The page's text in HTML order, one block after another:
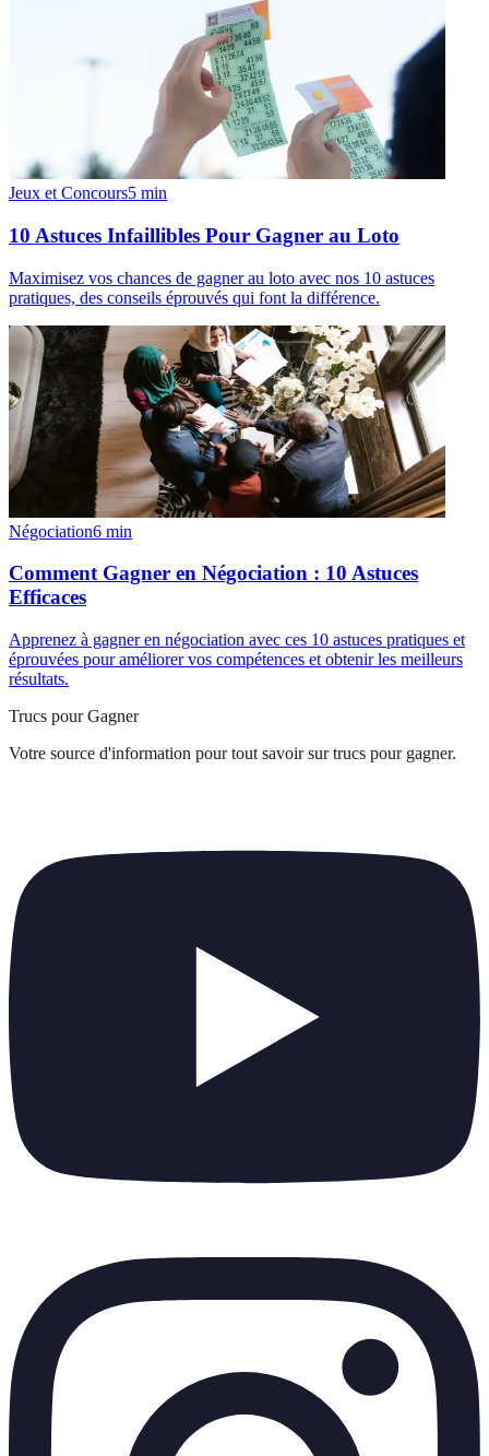
Jeux et Concours5 min
10 Astuces Infaillibles Pour Gagner au Loto
Maximisez vos chances de gagner au loto avec nos 10 astuces
pratiques, des conseils éprouvés qui font la différence.
Négociation6 min
Comment Gagner en Négociation : 10 Astuces
Efficaces
Apprenez à gagner en négociation avec ces 10 astuces pratiques et
éprouvées pour améliorer vos compétences et obtenir les meilleurs
résultats.
Trucs pour Gagner
Votre source d'information pour tout savoir sur trucs pour gagner.